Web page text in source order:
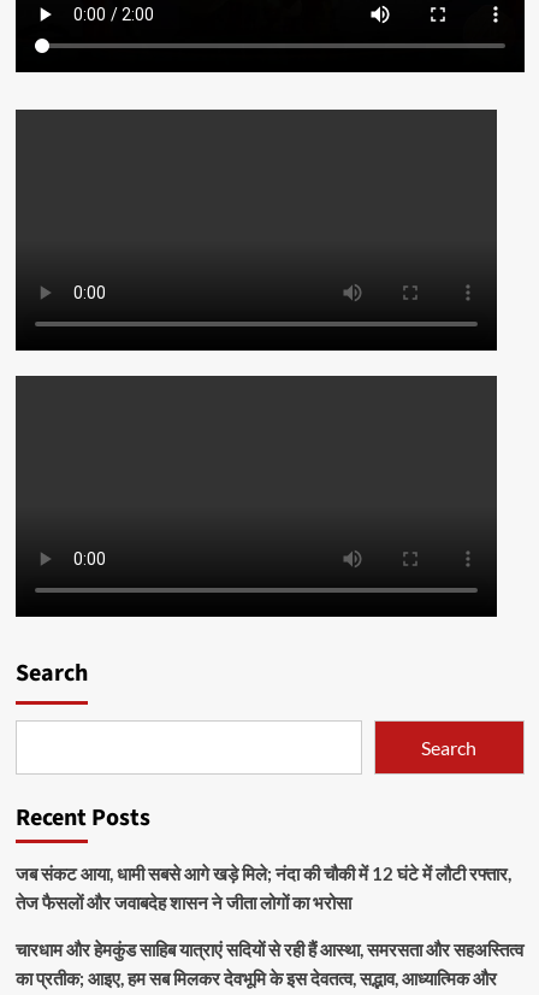
Search
Search
Recent Posts
जब संकट आया, धामी सबसे आगे खड़े मिले; नंदा की चौकी में 12 घंटे में लौटी रफ्तार,
तेज फैसलों और जवाबदेह शासन ने जीता लोगों का भरोसा
चारधाम और हेमकुंड साहिब यात्राएं सदियों से रही हैं आस्था, समरसता और सहअस्तित्व
का प्रतीक; आइए, हम सब मिलकर देवभूमि के इस देवतत्व, सद्भाव, आध्यात्मिक और